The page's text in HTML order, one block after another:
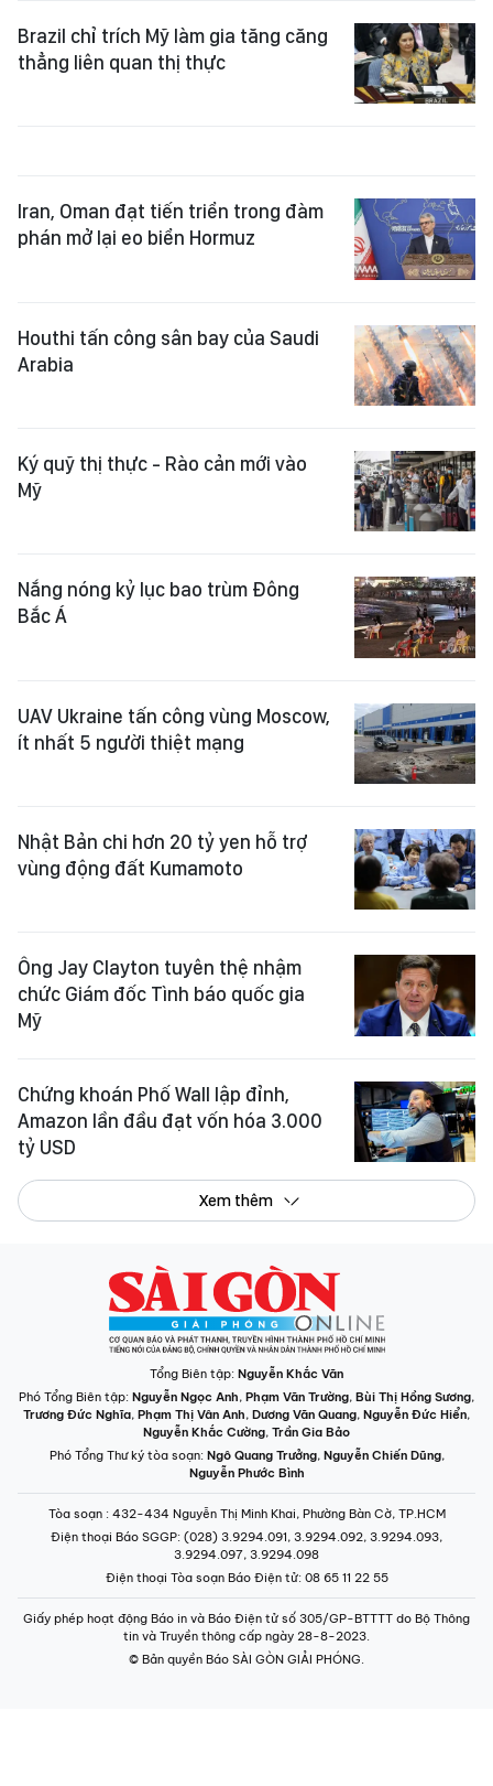
Brazil chỉ trích Mỹ làm gia tăng căng
thẳng liên quan thị thực
Iran, Oman đạt tiến triển trong đàm
phán mở lại eo biển Hormuz
Houthi tấn công sân bay của Saudi
Arabia
Ký quỹ thị thực - Rào cản mới vào
Mỹ
Nắng nóng kỷ lục bao trùm Đông
Bắc Á
UAV Ukraine tấn công vùng Moscow,
ít nhất 5 người thiệt mạng
Nhật Bản chi hơn 20 tỷ yen hỗ trợ
vùng động đất Kumamoto
Ông Jay Clayton tuyên thệ nhậm
chức Giám đốc Tình báo quốc gia
Mỹ
Chứng khoán Phố Wall lập đỉnh,
Amazon lần đầu đạt vốn hóa 3.000
tỷ USD
Xem thêm
Tổng Biên tập: Nguyễn Khắc Văn
Phó Tổng Biên tập: Nguyễn Ngọc Anh, Phạm Văn Trường, Bùi Thị Hồng Sương,
Trương Đức Nghĩa, Phạm Thị Vân Anh, Dương Văn Quang, Nguyễn Đức Hiển,
Nguyễn Khắc Cường, Trần Gia Bảo
Phó Tổng Thư ký tòa soạn: Ngô Quang Trưởng, Nguyễn Chiến Dũng,
Nguyễn Phước Bình
Tòa soạn : 432-434 Nguyễn Thị Minh Khai, Phường Bàn Cờ, TP.HCM
Điện thoại Báo SGGP: (028) 3.9294.091, 3.9294.092, 3.9294.093,
3.9294.097, 3.9294.098
Điện thoại Tòa soạn Báo Điện tử: 08 65 11 22 55
Giấy phép hoạt động Báo in và Báo Điện tử số 305/GP-BTTTT do Bộ Thông
tin và Truyền thông cấp ngày 28-8-2023.
© Bản quyền Báo SÀI GÒN GIẢI PHÓNG.